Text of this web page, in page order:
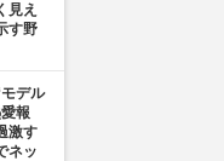
見え
す野
デル
報
激す
ネッ